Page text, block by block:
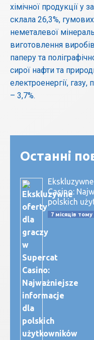
хімічної продукції у
склала 26,3%,
неметалевої
виготовлення
паперу та
сирої нафти та
електроенергії, газу,
– 3,7%.
Останні
Casino:
polskich
7 місяців тому